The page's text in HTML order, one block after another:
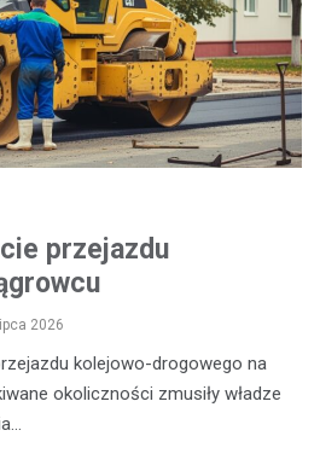
przejazdu
2026
kolejowo-drogowego na
okoliczności zmusiły władze